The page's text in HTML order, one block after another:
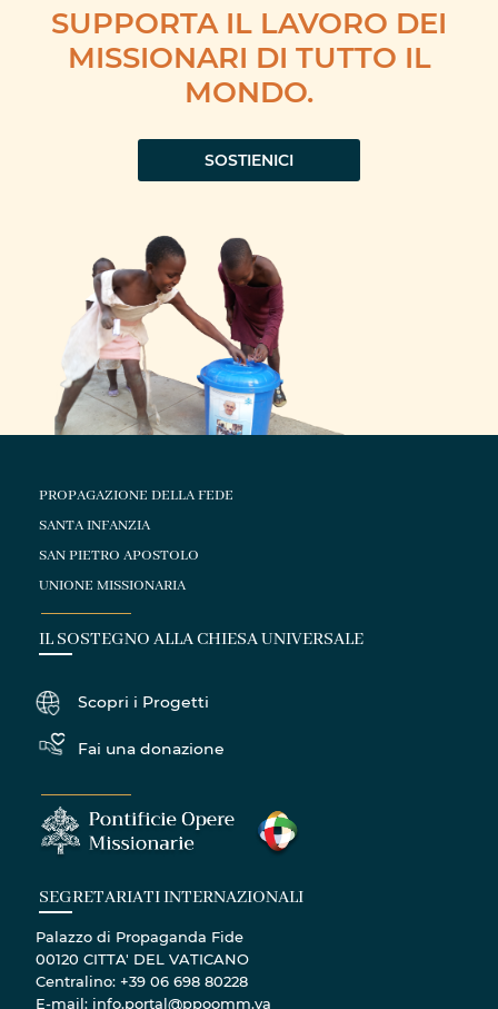
SUPPORTA IL LAVORO DEI
MISSIONARI DI TUTTO IL
MONDO.
SOSTIENICI
PROPAGAZIONE DELLA FEDE
SANTA INFANZIA
SAN PIETRO APOSTOLO
UNIONE MISSIONARIA
IL SOSTEGNO ALLA CHIESA UNIVERSALE
Scopri i Progetti
Fai una donazione
SEGRETARIATI INTERNAZIONALI
Palazzo di Propaganda Fide
00120 CITTA' DEL VATICANO
Centralino: +39 06 698 80228
E-mail: info.portal@ppoomm.va